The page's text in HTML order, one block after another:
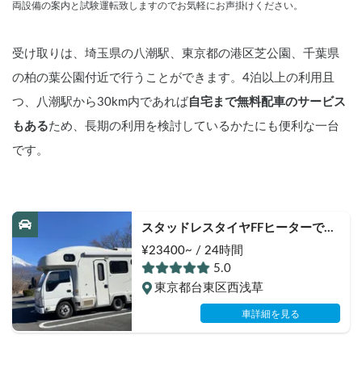
でご注意ください。
    その他気になること、詳細はチャット
でお気軽にご相談ください。
両設備の案内と試験運転致しますのでお気軽にお声掛けください。
受け取りは、埼玉県の八潮駅、東京都の港区芝公園、千葉県
の柏の葉公園付近で行うことができます。4泊以上の利用且
つ、八潮駅から30km内であれば 自宅まで無料配車のサービス
もあるため、長期の利用を検討しているかたにも便利な一台
です。
スタッドレスタイヤFFヒーターで冬
でも暖かく,ペット大歓迎！Kokoro’s
Camping Car.
¥23400~ / 24時間
5.0
東京都台東区西浅草
車詳細を見る